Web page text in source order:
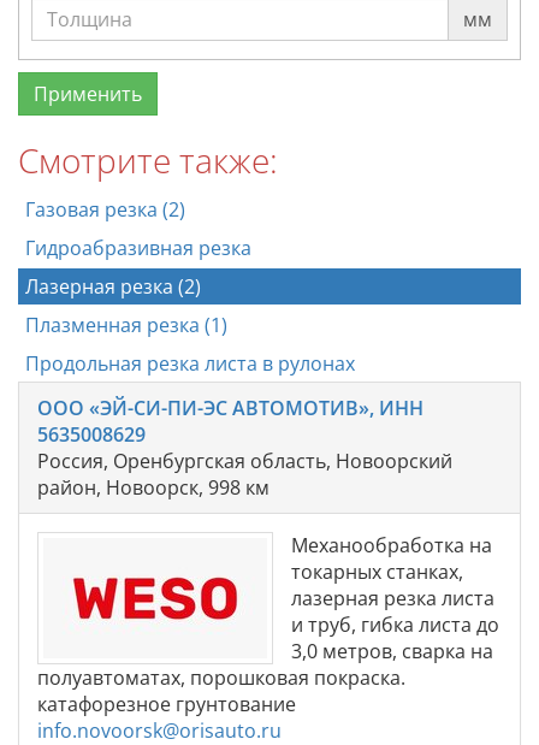
мм
Смотрите также:
Газовая резка (2)
Гидроабразивная резка
Лазерная резка (2)
Плазменная резка (1)
Продольная резка листа в рулонах
ООО «ЭЙ-СИ-ПИ-ЭС АВТОМОТИВ», ИНН
5635008629
Россия, Оренбургская область, Новоорский
район, Новоорск, 998 км
Механообработка на
токарных станках,
лазерная резка листа
и труб, гибка листа до
3,0 метров, сварка на
полуавтоматах, порошковая покраска.
катафорезное грунтование
info.novoorsk@orisauto.ru